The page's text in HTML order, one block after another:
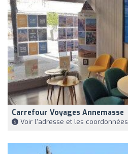
Carrefour Voyages Annemasse
Voir l'adresse et les coordonnées